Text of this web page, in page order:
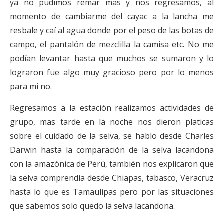
ya no pudimos remar mas y nos regresamos, al
momento de cambiarme del cayac a la lancha me
resbale y caí al agua donde por el peso de las botas de
campo, el pantalón de mezclilla la camisa etc. No me
podían levantar hasta que muchos se sumaron y lo
lograron fue algo muy gracioso pero por lo menos
para mi no.
Regresamos a la estación realizamos actividades de
grupo, mas tarde en la noche nos dieron platicas
sobre el cuidado de la selva, se hablo desde Charles
Darwin hasta la comparación de la selva lacandona
con la amazónica de Perú, también nos explicaron que
la selva comprendía desde Chiapas, tabasco, Veracruz
hasta lo que es Tamaulipas pero por las situaciones
que sabemos solo quedo la selva lacandona.